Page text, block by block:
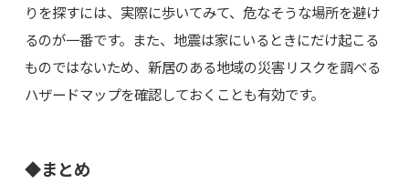
りを探すには、実際に歩いてみて、危なそうな場所を避け
るのが一番です。また、地震は家にいるときにだけ起こる
ものではないため、新居のある地域の災害リスクを調べる
ハザードマップを確認しておくことも有効です。
◆まとめ